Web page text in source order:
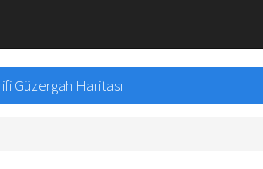
Güzergah Haritası